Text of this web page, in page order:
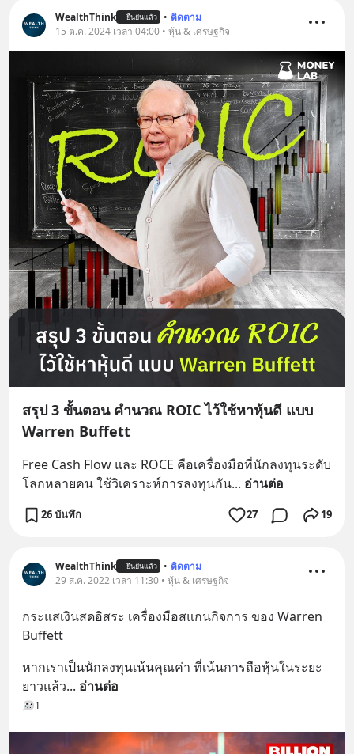
WealthThink ยืนยันแล้ว • ติดตาม
15 ต.ค. 2024 เวลา 04:00 • หุ้น & เศรษฐกิจ
สรุป 3 ขั้นตอน คำนวณ ROIC ไว้ใช้หาหุ้นดี แบบ
Warren Buffett
Free Cash Flow และ ROCE คือเครื่องมือที่นักลงทุนระดับ
โลกหลายคน ใช้วิเคราะห์การลงทุนกัน... อ่านต่อ
26 บันทึก 27 19
WealthThink ยืนยันแล้ว • ติดตาม
29 ส.ค. 2022 เวลา 11:30 • หุ้น & เศรษฐกิจ
กระแสเงินสดอิสระ เครื่องมือสแกนกิจการ ของ Warren
Buffett
หากเราเป็นนักลงทุนเน้นคุณค่า ที่เน้นการถือหุ้นในระยะ
ยาวแล้ว... อ่านต่อ
1